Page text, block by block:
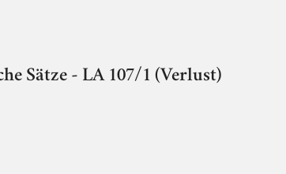
Sätze - LA 107/1 (Verlust)